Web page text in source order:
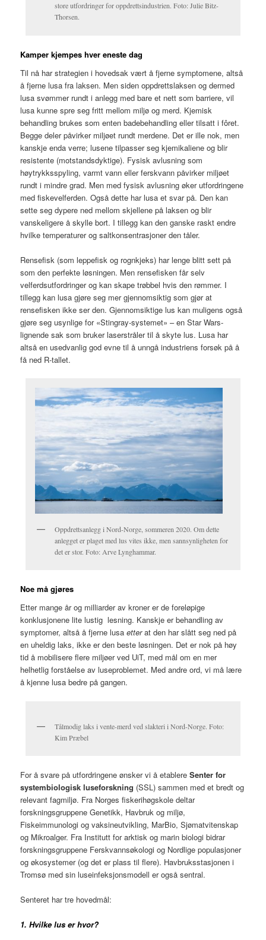
store utfordringer for oppdrettsindustrien. Foto: Julie Bitz-
Thorsen.
Kamper kjempes hver eneste dag
Til nå har strategien i hovedsak vært å fjerne symptomene, altså
å fjerne lusa fra laksen. Men siden oppdrettslaksen og dermed
lusa svømmer rundt i anlegg med bare et nett som barriere, vil
lusa kunne spre seg fritt mellom miljø og merd. Kjemisk
behandling brukes som enten badebehandling eller tilsatt i fôret.
Begge deler påvirker miljøet rundt merdene. Det er ille nok, men
kanskje enda verre; lusene tilpasser seg kjemikaliene og blir
resistente (motstandsdyktige). Fysisk avlusning som
høytrykksspyling, varmt vann eller ferskvann påvirker miljøet
rundt i mindre grad. Men med fysisk avlusning øker utfordringene
med fiskevelferden. Også dette har lusa et svar på. Den kan
sette seg dypere ned mellom skjellene på laksen og blir
vanskeligere å skylle bort. I tillegg kan den ganske raskt endre
hvilke temperaturer og saltkonsentrasjoner den tåler.
Rensefisk (som leppefisk og rognkjeks) har lenge blitt sett på
som den perfekte løsningen. Men rensefisken får selv
velferdsutfordringer og kan skape trøbbel hvis den rømmer. I
tillegg kan lusa gjøre seg mer gjennomsiktig som gjør at
rensefisken ikke ser den. Gjennomsiktige lus kan muligens også
gjøre seg usynlige for «Stingray-systemet» – en Star Wars-
lignende sak som bruker laserstråler til å skyte lus. Lusa har
altså en usedvanlig god evne til å unngå industriens forsøk på å
få ned R-tallet.
Oppdrettsanlegg i Nord-Norge, sommeren 2020. Om dette
anlegget er plaget med lus vites ikke, men sannsynligheten for
det er stor. Foto: Arve Lynghammar.
Noe må gjøres
Etter mange år og milliarder av kroner er de foreløpige
konklusjonene lite lustig lesning. Kanskje er behandling av
symptomer, altså å fjerne lusaetterat den har slått seg ned på
en uheldig laks, ikke er den beste løsningen. Det er nok på høy
tid å mobilisere flere miljøer ved UiT, med mål om en mer
helhetlig forståelse av luseproblemet. Med andre ord, vi må lære
å kjenne lusa bedre på gangen.
Tålmodig laks i vente-merd ved slakteri i Nord-Norge. Foto:
Kim Præbel
For å svare på utfordringene ønsker vi å etablereSenter for
systembiologisk luseforskning (SSL) sammen med et bredt og
relevant fagmiljø. Fra Norges fiskerihøgskole deltar
forskningsgruppene Genetikk, Havbruk og miljø,
Fiskeimmunologi og vaksineutvikling, MarBio, Sjømatvitenskap
og Mikroalger. Fra Institutt for arktisk og marin biologi bidrar
forskningsgruppene Ferskvannsøkologi og Nordlige populasjoner
og økosystemer (og det er plass til flere). Havbruksstasjonen i
Tromsø med sin luseinfeksjonsmodell er også sentral.
Senteret har tre hovedmål:
1. Hvilke lus er hvor?